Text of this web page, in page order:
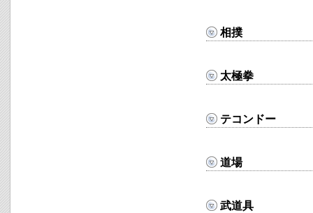
相撲
太極拳
テコンドー
道場
武道具